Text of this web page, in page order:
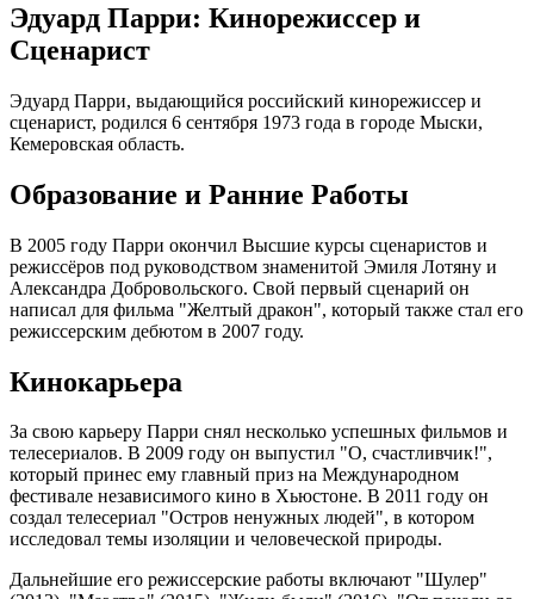
Эдуард Парри: Кинорежиссер и
Сценарист
Эдуард Парри, выдающийся российский кинорежиссер и
сценарист, родился 6 сентября 1973 года в городе Мыски,
Кемеровская область.
Образование и Ранние Работы
В 2005 году Парри окончил Высшие курсы сценаристов и
режиссёров под руководством знаменитой Эмиля Лотяну и
Александра Добровольского. Свой первый сценарий он
написал для фильма "Желтый дракон", который также стал его
режиссерским дебютом в 2007 году.
Кинокарьера
За свою карьеру Парри снял несколько успешных фильмов и
телесериалов. В 2009 году он выпустил "О, счастливчик!",
который принес ему главный приз на Международном
фестивале независимого кино в Хьюстоне. В 2011 году он
создал телесериал "Остров ненужных людей", в котором
исследовал темы изоляции и человеческой природы.
Дальнейшие его режиссерские работы включают "Шулер"